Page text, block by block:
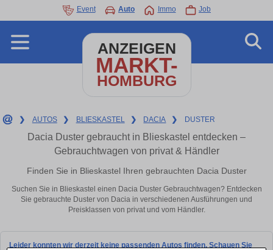
Event Auto Immo Job
ANZEIGEN
MARKT-
HOMBURG
❯ AUTOS ❯ BLIESKASTEL ❯ DACIA ❯ DUSTER
Dacia Duster gebraucht in Blieskastel entdecken –
Gebrauchtwagen von privat & Händler
Finden Sie in Blieskastel Ihren gebrauchten Dacia Duster
Suchen Sie in Blieskastel einen Dacia Duster Gebrauchtwagen? Entdecken
Sie gebrauchte Duster von Dacia in verschiedenen Ausführungen und
Preisklassen von privat und vom Händler.
Leider konnten wir derzeit keine passenden Autos finden. Schauen Sie